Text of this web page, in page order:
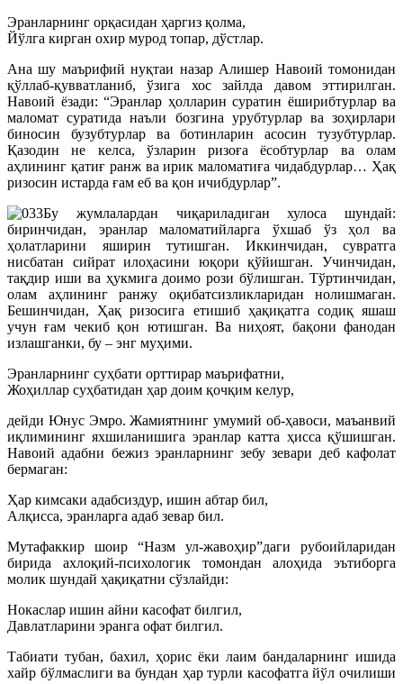
Эранларнинг орқасидан ҳаргиз қолма,
Йўлга кирган охир мурод топар, дўстлар.
Ана шу маърифий нуқтаи назар Алишер Навоий томонидан
қўллаб-қувватланиб, ўзига хос зайлда давом эттирилган.
Навоий ёзади: “Эранлар ҳолларин суратин ёширибтурлар ва
маломат суратида наъли бозгина урубтурлар ва зоҳирлари
биносин бузубтурлар ва ботинларин асосин тузубтурлар.
Қазодин не келса, ўзларин ризоға ёсобтурлар ва олам
аҳлининг қатиғ ранж ва ирик маломатиға чидабдурлар… Ҳақ
ризосин истарда ғам еб ва қон ичибдурлар”.
Бу жумлалардан чиқариладиган хулоса шундай:
биринчидан, эранлар маломатийларга ўхшаб ўз ҳол ва
ҳолатларини яширин тутишган. Иккинчидан, сувратга
нисбатан сийрат илоҳасини юқори қўйишган. Учинчидан,
тақдир иши ва ҳукмига доимо рози бўлишган. Тўртинчидан,
олам аҳлининг ранжу оқибатсизликларидан нолишмаган.
Бешинчидан, Ҳақ ризосига етишиб ҳақиқатга содиқ яшаш
учун ғам чекиб қон ютишган. Ва ниҳоят, бақони фанодан
излашганки, бу – энг муҳими.
Эранларнинг суҳбати орттирар маърифатни,
Жоҳиллар суҳбатидан ҳар доим қочқим келур,
дейди Юнус Эмро. Жамиятнинг умумий об-ҳавоси, маъанвий
иқлимининг яхшиланишига эранлар катта ҳисса қўшишган.
Навоий адабни бежиз эранларнинг зебу зевари деб кафолат
бермаган:
Ҳар кимсаки адабсиздур, ишин абтар бил,
Алқисса, эранларга адаб зевар бил.
Мутафаккир шоир “Назм ул-жавоҳир”даги рубоийларидан
бирида ахлоқий-психологик томондан алоҳида эътиборга
молик шундай ҳақиқатни сўзлайди:
Нокаслар ишин айни касофат билгил,
Давлатларини эранга офат билгил.
Табиати тубан, бахил, ҳорис ёки лаим бандаларнинг ишида
хайр бўлмаслиги ва бундан ҳар турли касофатга йўл очилиши